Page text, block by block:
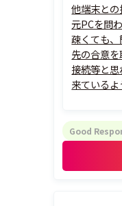
他端末と
元PCを問
疎くても
先の合意
接続等と
来ているよ
接続が出来
線でも少
接続が出
Good